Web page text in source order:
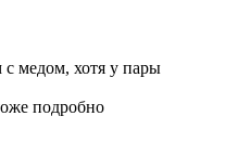
с медом, хотя у пары
подробно